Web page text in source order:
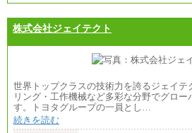
株式会社ジェイテクト
世界トップクラスの技術力を誇るジェイテ
リング・工作機械など多彩な分野でグロ
す。トヨタグループの一員とし…
続きを読む